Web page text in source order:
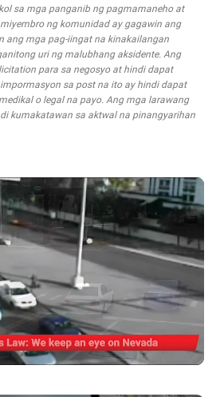
sa mga panganib ng pagmamaneho at
ng komunidad ay gagawin ang
ang mga pag-iingat na kinakailangan
uri ng malubhang aksidente. Ang
para sa negosyo at hindi dapat
sa post na ito ay hindi dapat
o legal na payo. Ang mga larawang
kumakatawan sa aktwal na pinangyarihan